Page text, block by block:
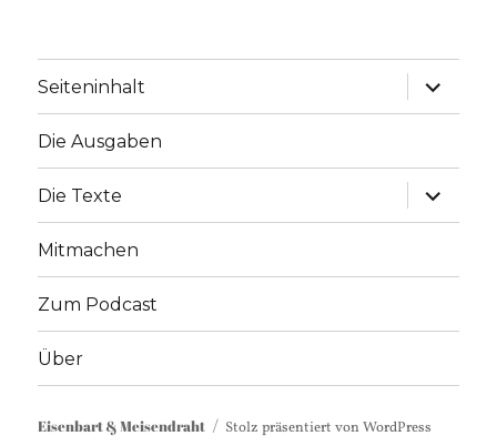
Seiteninhalt
Die Ausgaben
Die Texte
Mitmachen
Zum Podcast
Über
Eisenbart & Meisendraht Stolz präsentiert von WordPress